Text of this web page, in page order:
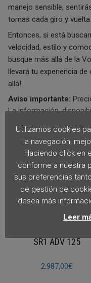
manejo sensible,
tomas cada giro y vuelta.
Entonces, si está
velocidad, estilo y
busque más allá de la
llevará tu experiencia de
allá!
Aviso importante:
La información,
constituye oferta
condiciones en tienda
PRODUCTOS
SR1 ADV 125
2.987,00€
Utilizamos cookies
la navegación,
Haciendo click en
conforme a nuestra
sus preferencias
de gestión de
desea más
Leer